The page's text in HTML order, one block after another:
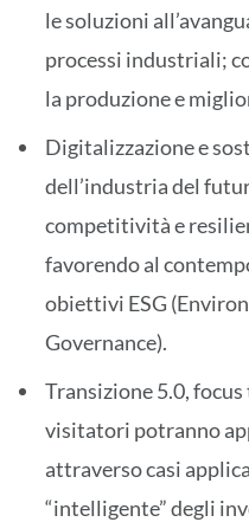
le soluzioni
processi industriali;
la produzione e
Digitalizzazione e
dell’industria del
competitività e
favorendo al
obiettivi ESG
Governance).
Transizione 5.0,
visitatori potranno
attraverso casi
“intelligente” degli